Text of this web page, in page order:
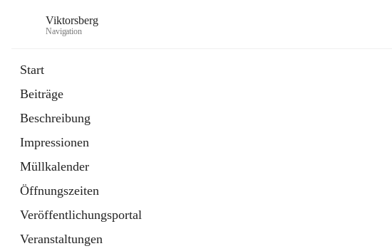
Viktorsberg
Navigation
Start
Beiträge
Beschreibung
Impressionen
Müllkalender
Öffnungszeiten
Veröffentlichungsportal
Veranstaltungen